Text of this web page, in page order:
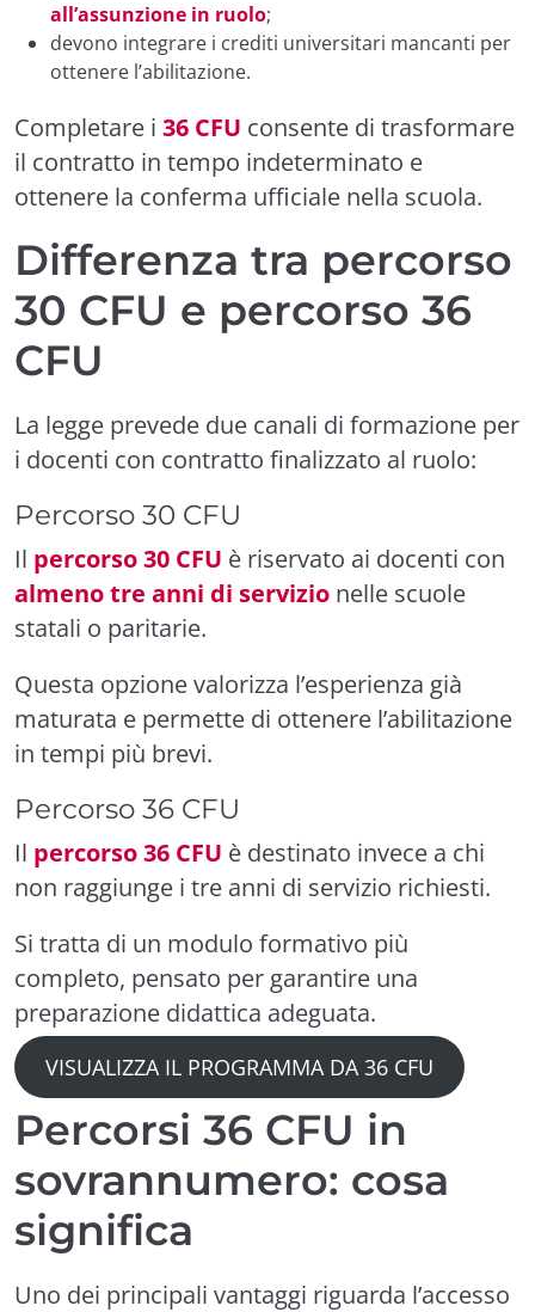
all’assunzione in ruolo;
devono integrare i crediti universitari mancanti per
ottenere l’abilitazione.
Completare i 36 CFU consente di trasformare
il contratto in tempo indeterminato e
ottenere la conferma ufficiale nella scuola.
Differenza tra percorso
30 CFU e percorso 36
CFU
La legge prevede due canali di formazione per
i docenti con contratto finalizzato al ruolo:
Percorso 30 CFU
Il percorso 30 CFU è riservato ai docenti con
almeno tre anni di servizio nelle scuole
statali o paritarie.
Questa opzione valorizza l’esperienza già
maturata e permette di ottenere l’abilitazione
in tempi più brevi.
Percorso 36 CFU
Il percorso 36 CFU è destinato invece a chi
non raggiunge i tre anni di servizio richiesti.
Si tratta di un modulo formativo più
completo, pensato per garantire una
preparazione didattica adeguata.
VISUALIZZA IL PROGRAMMA DA 36 CFU
Percorsi 36 CFU in
sovrannumero: cosa
significa
Uno dei principali vantaggi riguarda l’accesso